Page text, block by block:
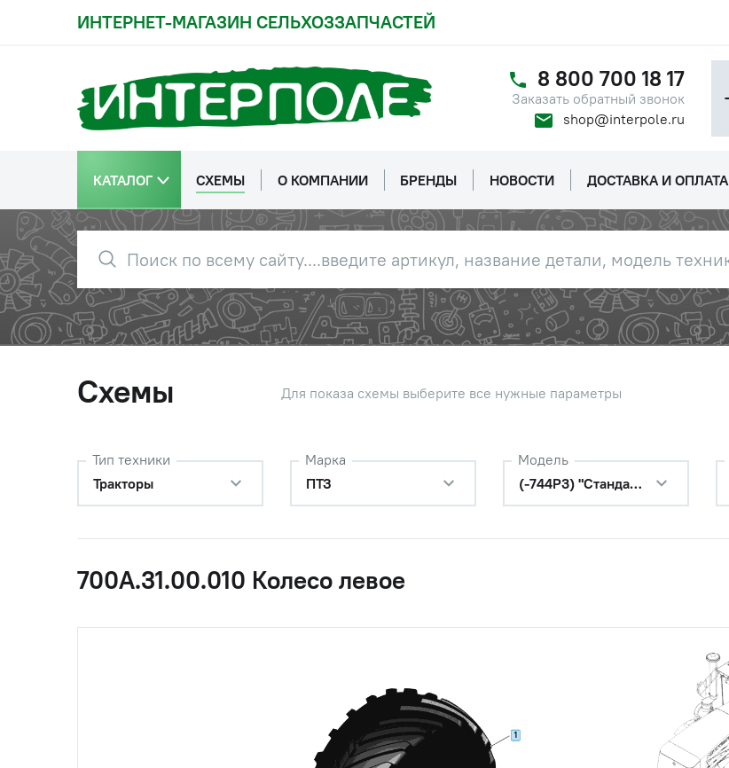
ИНТЕРНЕТ-МАГАЗИН СЕЛЬХОЗЗАПЧАСТЕЙ
8 800 700 18 17
Заказать обратный звонок
shop@interpole.ru
КАТАЛОГ СХЕМЫ О КОМПАНИИ БРЕНДЫ НОВОСТИ ДОСТАВКА И ОПЛАТА
Схемы Для показа схемы выберите все нужные параметры
Тип техники
Тракторы
Марка
ПТЗ
Модель
(-744Р3) "Стандарт"
700А.31.00.010 Колесо левое
1